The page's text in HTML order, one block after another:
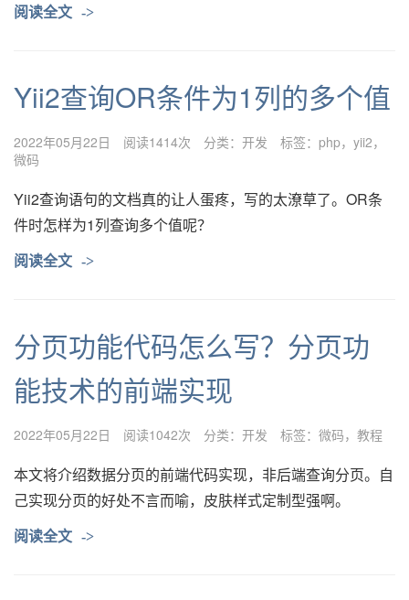
阅读全文 ->
Yii2查询OR条件为1列的多个值
2022年05月22日 阅读1414次 分类： 开发 标签： php
yii2
微码
Yii2查询语句的文档真的让人蛋疼，写的太潦草了。OR条
件时怎样为1列查询多个值呢？
阅读全文 ->
分页功能代码怎么写？分页功
能技术的前端实现
2022年05月22日 阅读1042次 分类： 开发 标签： 微码 教程
本文将介绍数据分页的前端代码实现，非后端查询分页。自
己实现分页的好处不言而喻，皮肤样式定制型强啊。
阅读全文 ->